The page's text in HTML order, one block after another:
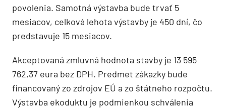
povolenia. Samotná výstavba bude trvať 5
mesiacov, celková lehota výstavby je 450 dní, čo
predstavuje 15 mesiacov.
Akceptovaná zmluvná hodnota stavby je 13 595
762,37 eura bez DPH. Predmet zákazky bude
financovaný zo zdrojov EÚ a zo štátneho rozpočtu.
Výstavba ekoduktu je podmienkou schválenia